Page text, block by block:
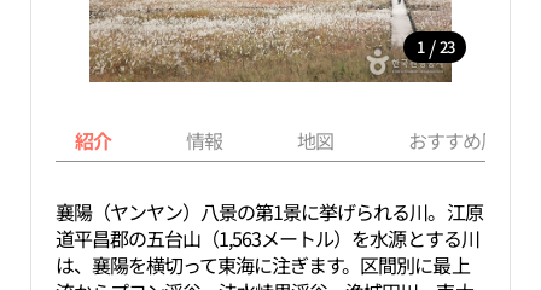
1 / 23
紹介 情報 地図 おすすめ周辺
襄陽（ヤンヤン）八景の第1景に挙げられる川。江原
道平昌郡の五台山（1,563メートル）を水源とする川
は、襄陽を横切って東海に注ぎます。区間別に最上